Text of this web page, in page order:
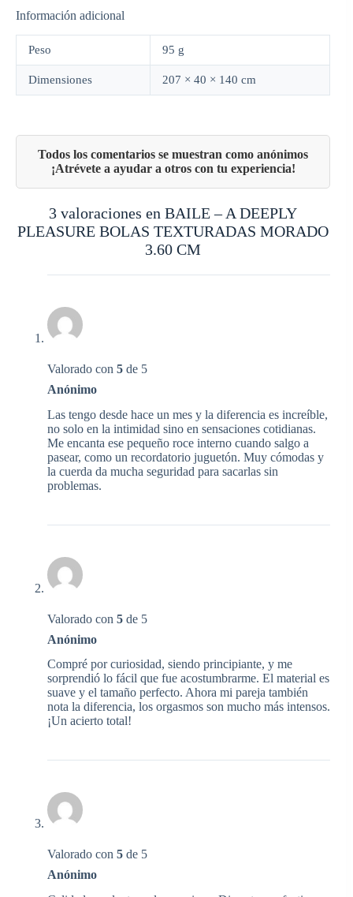
Información adicional
Peso 95 g
Dimensiones 207 × 40 × 140 cm
3 valoraciones enBAILE – A DEEPLY
PLEASURE BOLAS TEXTURADAS MORADO
3.60 CM
Valorado con 5 de 5
Anónimo
Las tengo desde hace un mes y la diferencia es increíble,
no solo en la intimidad sino en sensaciones cotidianas.
Me encanta ese pequeño roce interno cuando salgo a
pasear, como un recordatorio juguetón. Muy cómodas y
la cuerda da mucha seguridad para sacarlas sin
problemas.
Valorado con 5 de 5
Anónimo
Compré por curiosidad, siendo principiante, y me
sorprendió lo fácil que fue acostumbrarme. El material es
suave y el tamaño perfecto. Ahora mi pareja también
nota la diferencia, los orgasmos son mucho más intensos.
¡Un acierto total!
Valorado con 5 de 5
Anónimo